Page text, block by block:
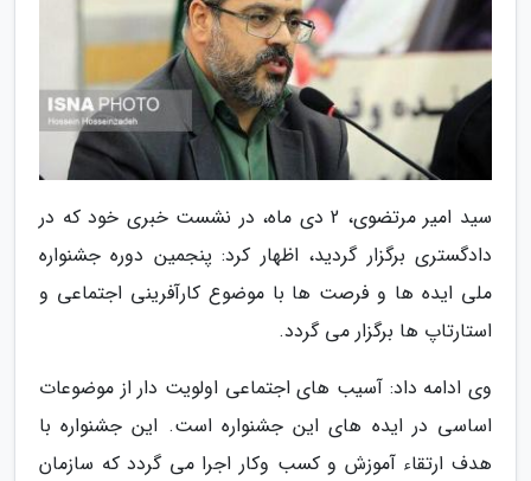
سید امیر مرتضوی، 2 دی ماه، در نشست خبری خود که در
دادگستری برگزار گردید، اظهار کرد: پنجمین دوره جشنواره
ملی ایده ها و فرصت ها با موضوع کارآفرینی اجتماعی و
استارتاپ ها برگزار می گردد.
وی ادامه داد: آسیب های اجتماعی اولویت دار از موضوعات
اساسی در ایده های این جشنواره است. این جشنواره با
هدف ارتقاء آموزش و کسب وکار اجرا می گردد که سازمان